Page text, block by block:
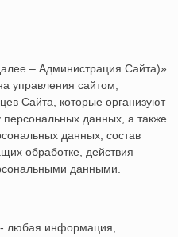
– Администрация Сайта)»
управления сайтом,
Сайта, которые организуют
персональных данных, а также
данных, состав
обработке, действия
данными.
любая информация,